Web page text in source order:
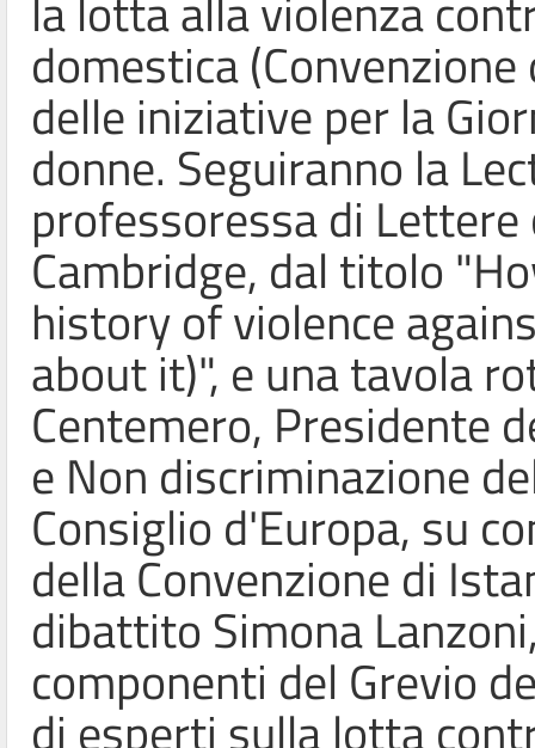
domestica
delle iniziative per la
donne. Seguiranno la
professoressa di
Cambridge, dal titolo
history of violence
about it)", e una tavola
Centemero, Presidente
e Non discriminazione
Consiglio d'Europa, su
della Convenzione di
dibattito Simona
componenti del Grevio
di esperti sulla lotta